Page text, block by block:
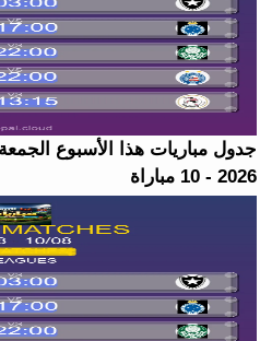
2026 - 10 مباراة